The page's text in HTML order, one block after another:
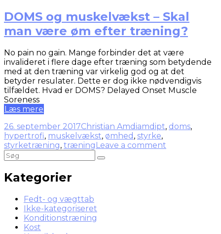
DOMS og muskelvækst – Skal
man være øm efter træning?
No pain no gain. Mange forbinder det at være
invalideret i flere dage efter træning som betydende
med at den træning var virkelig god og at det
betyder resulater. Dette er dog ikke nødvendigvis
tilfældet. Hvad er DOMS? Delayed Onset Muscle
Soreness
Læs mere
26. september 2017Christian Amdiamdipt, doms,
hypertrofi, muskelvækst, ømhed , styrke,
styrketræning, træningLeave a comment
Kategorier
Fedt- og vægttab
Ikke-kategoriseret
Konditionstræning
Kost